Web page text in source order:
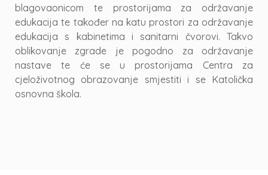
blagovaonicom te prostorijama za održavanje
edukacija te također na katu prostori za održavanje
edukacija s kabinetima i sanitarni čvorovi. Takvo
oblikovanje zgrade je pogodno za održavanje
nastave te će se u prostorijama Centra za
cjeloživotnog obrazovanje smjestiti i se Katolička
osnovna škola.